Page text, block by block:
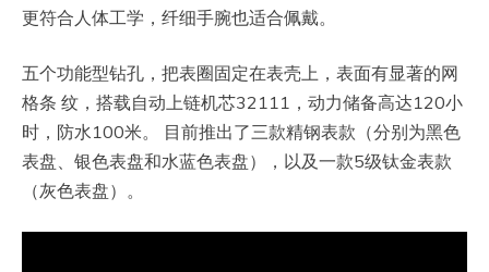
更符合人体工学，纤细手腕也适合佩戴。
五个功能型钻孔，把表圈固定在表壳上，表面有显著的网
格条 纹，搭载自动上链机芯32111，动力储备高达120小
时，防水100米。 目前推出了三款精钢表款（分别为黑色
表盘、银色表盘和水蓝色表盘），以及一款5级钛金表款
（灰色表盘）。